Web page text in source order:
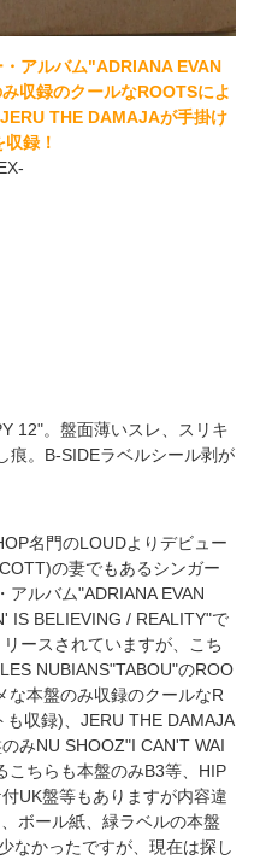
アルバム"ADRIANA EVAN
収録のクールなROOTSによ
THE DAMAJAが手掛け
録！
12"。盤面薄いスレ、スリキ
痕。B-SIDEラベルシール剥が
名門のLOUDよりデビュー
の妻でもあるシンガー
アルバム"ADRIANA EVAN
IS BELIEVING / REALITY"で
ースされていますが、こち
NUBIANS"TABOU"のROO
な本盤のみ収録のクールなR
収録)、JERU THE DAMAJA
みNU SHOOZ"I CAN'T WAI
こちらも本盤のみB3等、HIP
UK盤等もありますが内容違
ボール紙、緑ラベルの本盤
なかったですが、現在は探し